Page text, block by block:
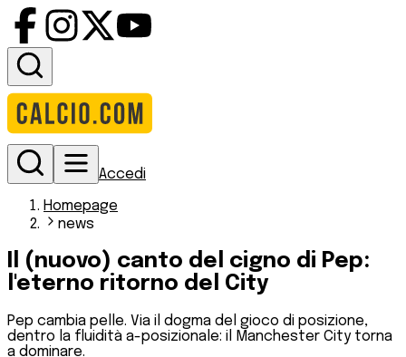
Accedi
Homepage
news
Il (nuovo) canto del cigno di Pep:
l'eterno ritorno del City
Pep cambia pelle. Via il dogma del gioco di posizione,
dentro la fluidità a-posizionale: il Manchester City torna
a dominare.